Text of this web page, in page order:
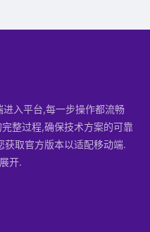
入平台,每一步操作都流畅
整过程,确保技术方案的可靠
取官方版本以适配移动端.
开.